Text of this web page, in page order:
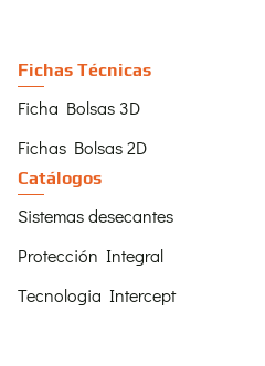
bolsas diseñadas para
y ofrecer
función del material y el
los beneficios de
a elegir la mejor
y prioridades.
Fichas Técnicas
Ficha Bolsas 3D
Fichas Bolsas 2D
Catálogos
Sistemas desecantes
Protección Integral
Tecnologia Intercept